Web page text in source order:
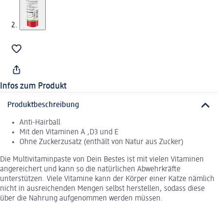
Infos zum Produkt
Produktbeschreibung
Anti-Hairball
Mit den Vitaminen A ,D3 und E
Ohne Zuckerzusatz (enthält von Natur aus Zucker)
Die Multivitaminpaste von Dein Bestes ist mit vielen Vitaminen
angereichert und kann so die natürlichen Abwehrkräfte
unterstützen. Viele Vitamine kann der Körper einer Katze nämlich
nicht in ausreichenden Mengen selbst herstellen, sodass diese
über die Nahrung aufgenommen werden müssen.